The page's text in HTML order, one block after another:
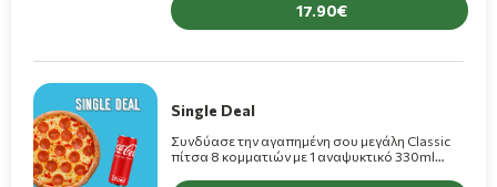
17.90
Single Deal
Συνδύασε την αγαπημένη σου μεγάλη Classic
πίτσα 8 κομματιών με 1 αναψυκτικό 330ml